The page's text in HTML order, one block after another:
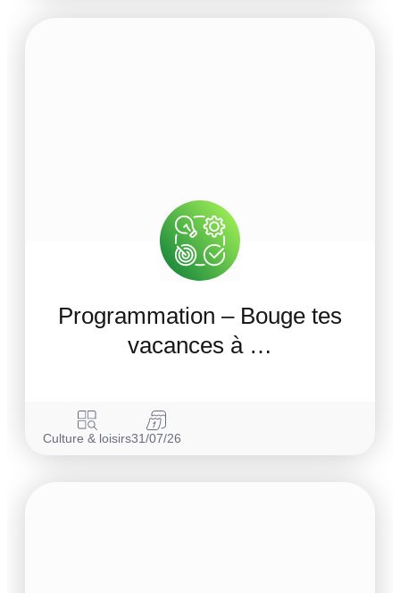
Programmation – Bouge tes
vacances à …
Culture & loisirs31/07/26